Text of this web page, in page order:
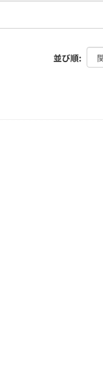
並び順